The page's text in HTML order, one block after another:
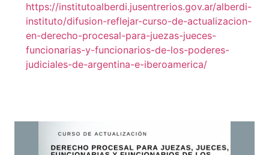
https://institutoalberdi.jusentrerios.gov.ar/alberdi-
instituto/difusion-reflejar-curso-de-actualizacion-
en-derecho-procesal-para-juezas-jueces-
funcionarias-y-funcionarios-de-los-poderes-
judiciales-de-argentina-e-iberoamerica/